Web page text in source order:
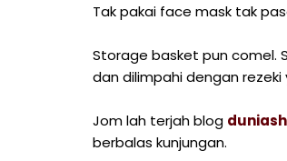
Tak pakai face mask tak
Storage basket pun comel.
dan dilimpahi dengan rezeki
Jom lah terjah blog
berbalas kunjungan.